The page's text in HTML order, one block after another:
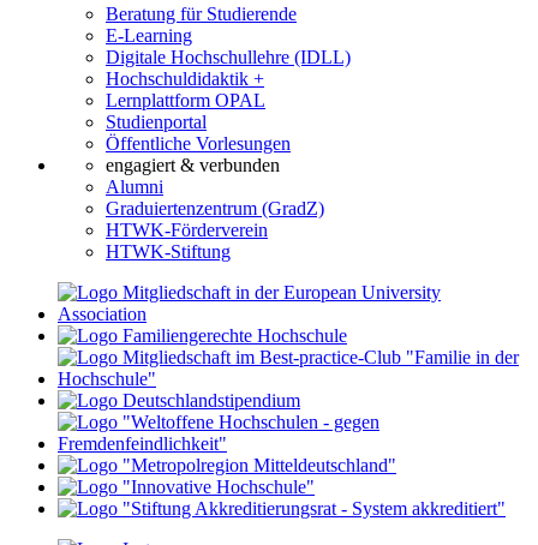
Beratung für Studierende
E-Learning
Digitale Hochschullehre (IDLL)
Hochschuldidaktik +
Lernplattform OPAL
Studienportal
Öffentliche Vorlesungen
engagiert & verbunden
Alumni
Graduiertenzentrum (GradZ)
HTWK-Förderverein
HTWK-Stiftung